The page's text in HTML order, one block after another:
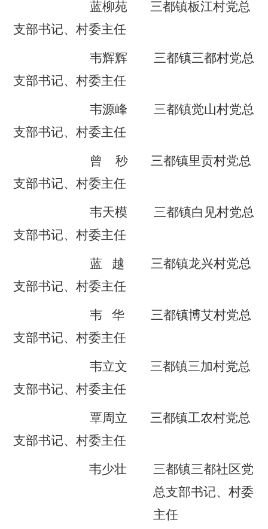
蓝柳苑
三都镇板江村党总
支部书记、村委主任
韦辉辉 三都镇三都村党总
支部书记、村委主任
韦源峰 三都镇觉山村党总
支部书记、村委主任
曾 秒 三都镇里贡村党总
支部书记、村委主任
韦天模
三都镇白见村党总
支部书记、村委主任
蓝
越 三都镇龙兴村党总
支部书记、村委主任
韦
华 三都镇博艾村党总
支部书记、村委主任
韦立文
三都镇三加村党总
支部书记、村委主任
覃周立
三都镇工农村党总
支部书记、村委主任
韦少壮 三都镇三都社区党
总支部书记、村委
主任